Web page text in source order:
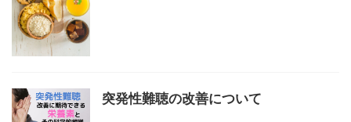
突発性難聴の改善について